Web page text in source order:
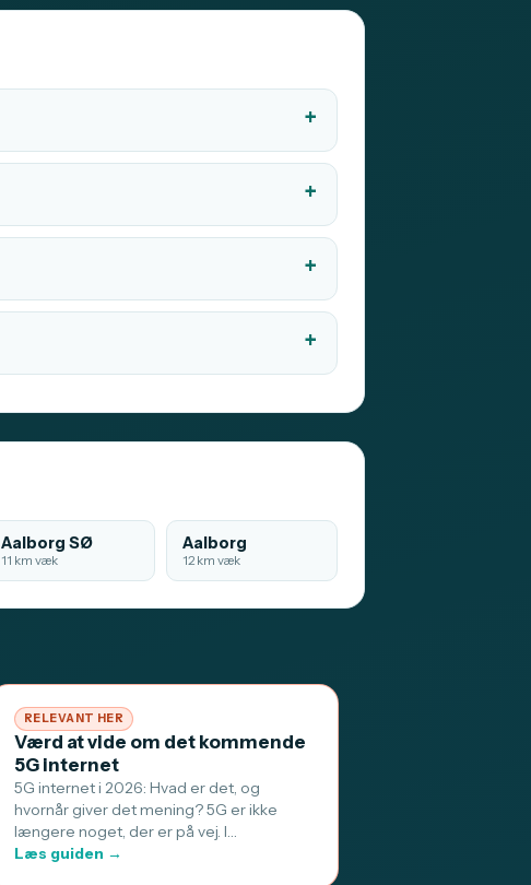
Aalborg SØ
11 km væk
Aalborg
12 km væk
RELEVANT HER
Værd at vide om det kommende
5G internet
5G internet i 2026: Hvad er det, og
hvornår giver det mening? 5G er ikke
længere noget, der er på vej. I…
Læs guiden →